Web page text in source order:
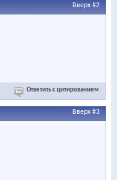
Вверх #2
Ответить с цитированием
Вверх #3